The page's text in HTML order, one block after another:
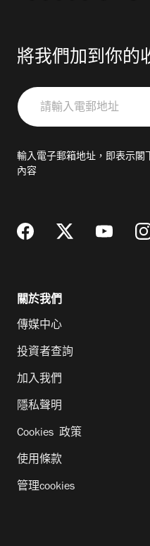
將我們加到你的
請
輸
郵
輸入電子郵箱地址，即表示閣
內容
關於我們
傳媒中心
投資者查詢
加入我們
隱私聲明
Cookies 政策
使用條款
管理cookies